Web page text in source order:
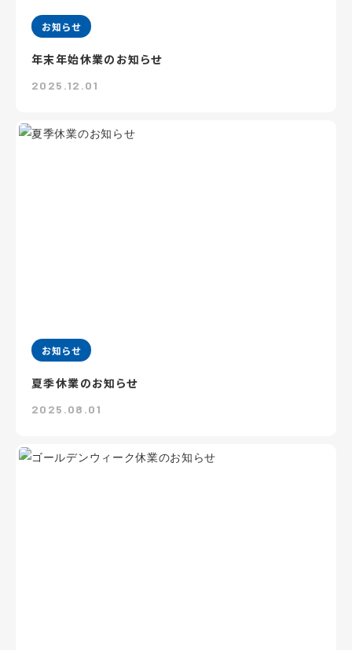
お知らせ
年末年始休業のお知らせ
2025.12.01
お知らせ
夏季休業のお知らせ
2025.08.01